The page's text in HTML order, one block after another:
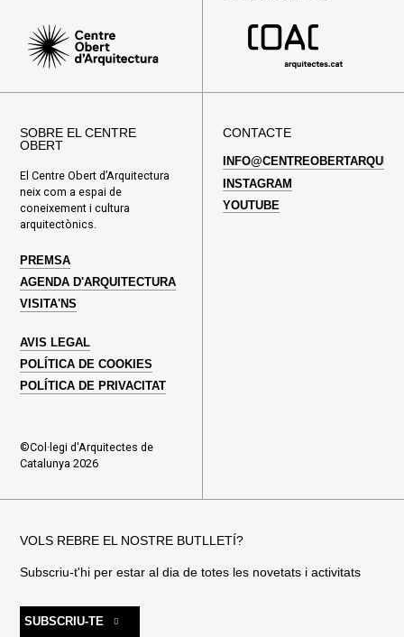
SOBRE EL CENTRE
OBERT
El Centre Obert d’Arquitectura
neix com a espai de
coneixement i cultura
arquitectònics.
PREMSA
AGENDA D'ARQUITECTURA
VISITA'NS
AVIS LEGAL
POLÍTICA DE COOKIES
POLÍTICA DE PRIVACITAT
©Col·legi d'Arquitectes de
Catalunya 2026
CONTACTE
INSTAGRAM
YOUTUBE
VOLS REBRE EL NOSTRE BUTLLETÍ?
Subscriu-t'hi per estar al dia de totes les novetats i activitats
SUBSCRIU-TE